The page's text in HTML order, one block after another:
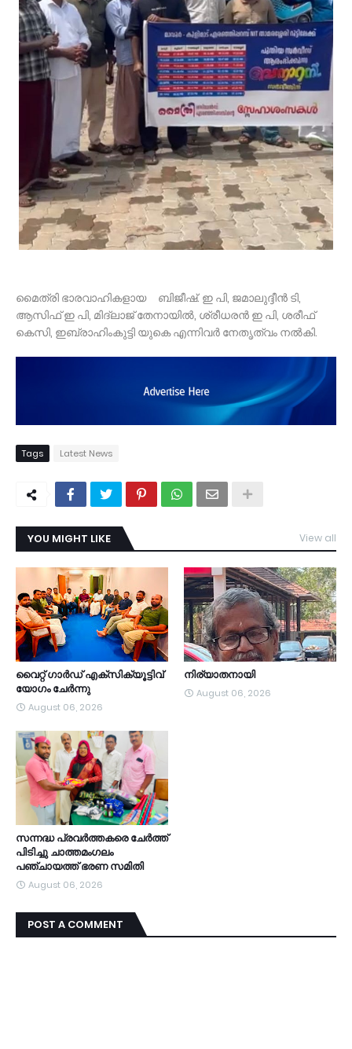
മൈത്രി ഭാരവാഹികളായ ബിജീഷ്. ഇ പി, ജമാലുദ്ദീൻ ടി,
ആസിഫ് ഇ പി, മിദ്‌ലാജ് തേനായിൽ, ശ്രീധരൻ ഇ പി, ശരീഫ്
കെസി, ഇബ്രാഹിംകുട്ടി യുകെ എന്നിവർ നേതൃത്വം നൽകി.
Tags Latest News
YOU MIGHT LIKE View all
വൈറ്റ് ഗാർഡ് എക്സിക്യൂട്ടിവ്
യോഗം ചേർന്നു
August 06, 2026
നിര്യാതനായി
August 06, 2026
സന്നദ്ധ പ്രവർത്തകരെ ചേർത്ത്
പിടിച്ചു ചാത്തമംഗലം
പഞ്ചായത്ത്‌ ഭരണ സമിതി
August 06, 2026
POST A COMMENT